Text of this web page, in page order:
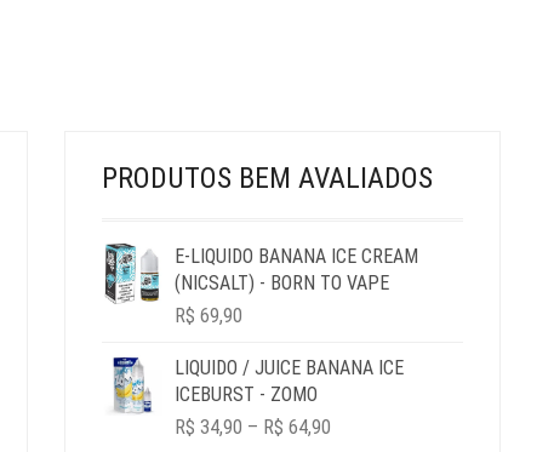
PRODUTOS BEM AVALIADOS
E-LIQUIDO BANANA ICE CREAM
(NICSALT) - BORN TO VAPE
R$ 69,90
LIQUIDO / JUICE BANANA ICE
ICEBURST - ZOMO
R$ 34,90 – R$ 64,90